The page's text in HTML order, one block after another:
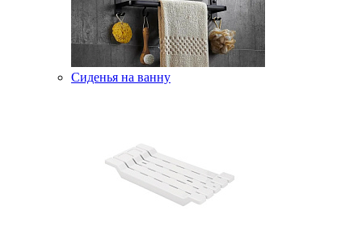
Сиденья на ванну